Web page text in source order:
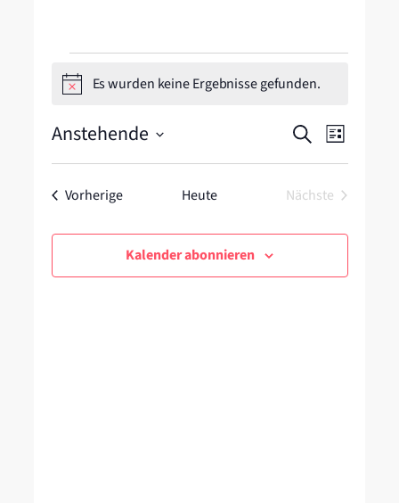
Veranstaltungen
HinweisEs wurden keine Ergebnisse gefunden.
Suche
und
Suche Liste
Anstehende
Datum
VorherigeVeranstaltungen
Heute
Nächste
Kalender abonnieren